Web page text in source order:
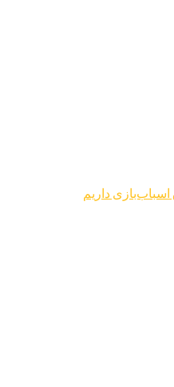
اسباب‌بازی داریم